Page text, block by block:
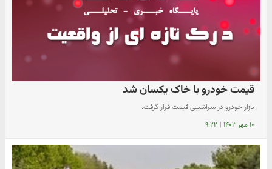
قیمت خودرو با خاک یکسان شد
بازار خودرو در سراشیبی قیمت‌‌ قرار گرفت.
۱۰ مهر ۱۴۰۳ | ۹:۲۲